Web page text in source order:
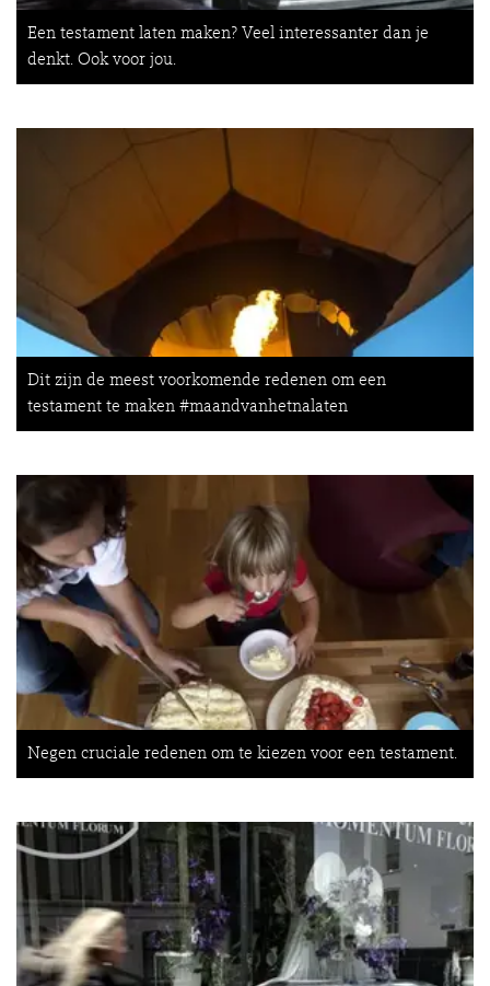
Een testament laten maken? Veel interessanter dan je
denkt. Ook voor jou.
Dit zijn de meest voorkomende redenen om een
testament te maken #maandvanhetnalaten
Negen cruciale redenen om te kiezen voor een testament.